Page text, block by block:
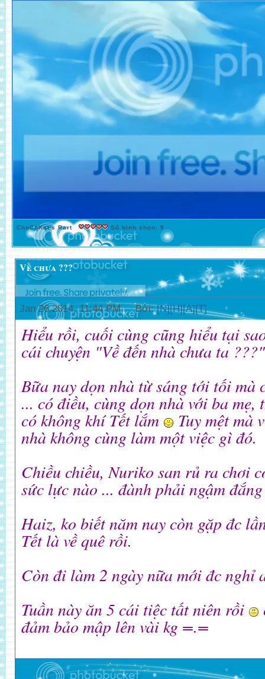
ChoCoKat's Part Số bình chọn: 9
Về chưa ???
Jan 26 2014, 11:44 PM Bởi:[N][H][A][T]
Hiểu rồi, cuối cùng cũng hiểu tại
cái chuyện "Về đến nhà chưa ta
Bữa nay dọn nhà từ sáng tới tối mà
... có điều, cùng dọn nhà với ba mẹ,
có không khí Tết lắm Tuy mệt mà
nhà không cùng làm một việc gì đó.
Chiều chiều, Nuriko san rủ ra chơi
sức lực nào ... đành phải ngậm
Haiz, ko biết năm nay còn gặp đc
Tết là về quê rồi.
Còn đi làm 2 ngày nữa mới đc nghỉ
Tuần này ăn 5 cái tiệc tất niên rồi
đảm bảo mập lên vài kg =.=